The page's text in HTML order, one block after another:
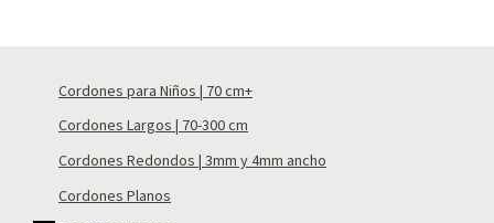
Cordones para Niños | 70 cm+
Cordones Largos | 70-300 cm
Cordones Redondos | 3mm y 4mm ancho
Cordones Planos